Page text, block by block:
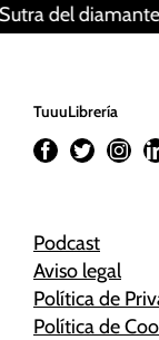
año
TuuuLibrería
Podcast
Aviso legal
Política de
Política de